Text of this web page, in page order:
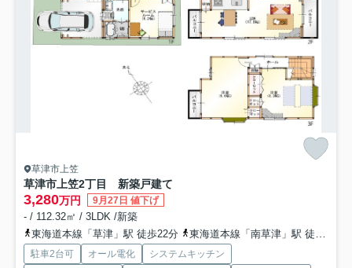
草津市上笠
草津市上笠2丁目 新築戸建て
3,280万円 9月27日 値下げ
- / 112.32㎡ / 3LDK /新築
東海道本線「草津」駅 徒歩22分
東海道本線「南草津」駅 徒歩52分
駐車2台可 オール電化
システムキッチン